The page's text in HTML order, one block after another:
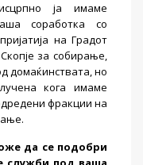
ја имаме
соработка со
на Градот
за собирање,
домаќинствата, но
кога имаме
фракции на
да се подобри